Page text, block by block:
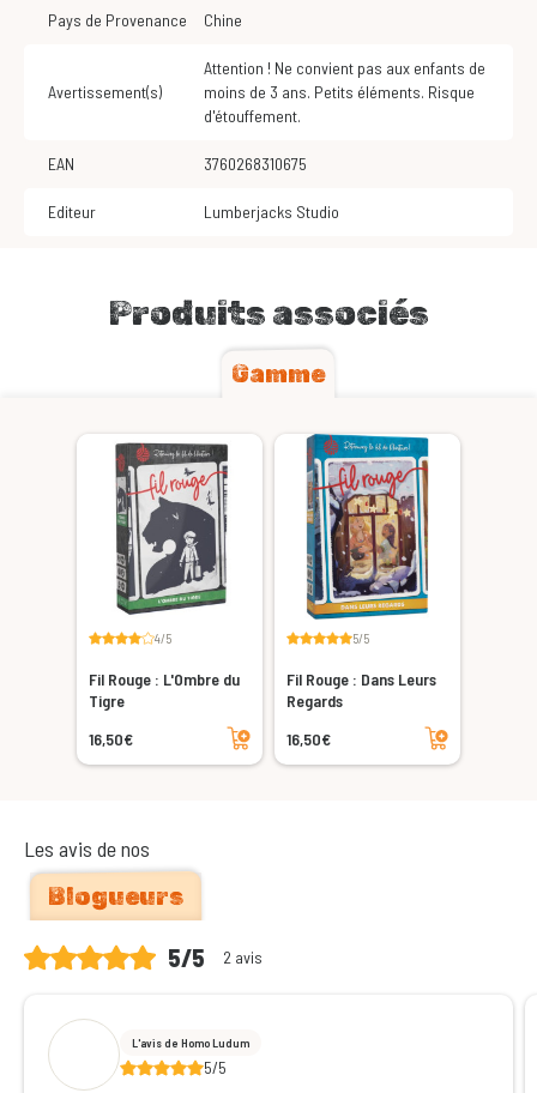
Pays de Provenance Chine
Avertissement(s)
Attention ! Ne convient pas aux enfants de
moins de 3 ans. Petits éléments. Risque
d'étouffement.
EAN 3760268310675
Editeur Lumberjacks Studio
Produits associés
Gamme
4/5
Fil Rouge : L'Ombre du
Tigre
16,50€
Ajouter au panier
5/5
Fil Rouge : Dans Leurs
Regards
16,50€
Ajouter au panier
Les avis de nos
Blogueurs
5/5 2 avis
L'avis de Homo Ludum
5/5